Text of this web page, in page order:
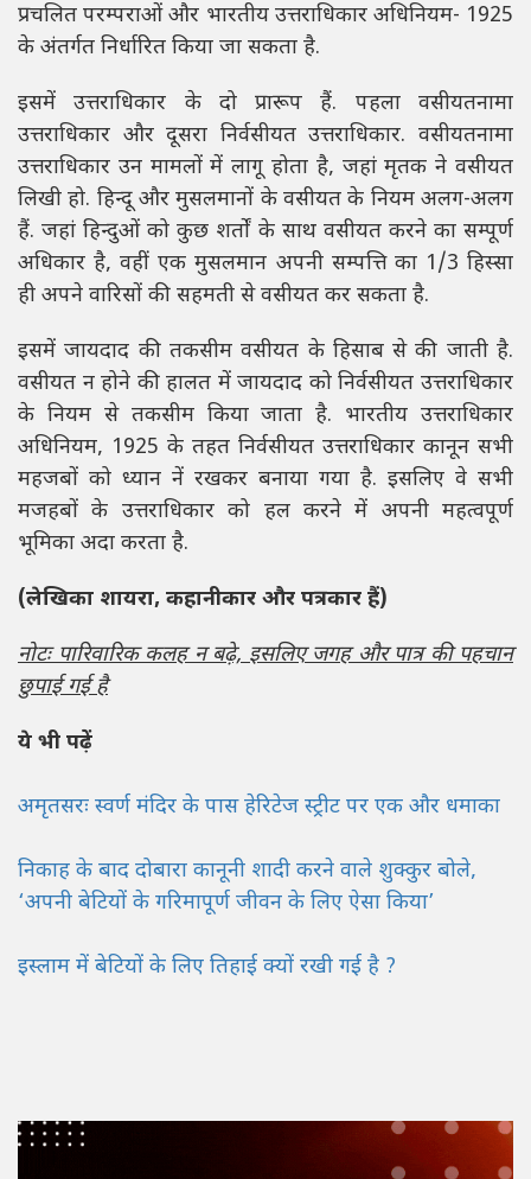
प्रचलित परम्पराओं और भारतीय उत्तराधिकार अधिनियम- 1925
के अंतर्गत निर्धारित किया जा सकता है.
इसमें उत्तराधिकार के दो प्रारूप हैं. पहला वसीयतनामा
उत्तराधिकार और दूसरा निर्वसीयत उत्तराधिकार. वसीयतनामा
उत्तराधिकार उन मामलों में लागू होता है, जहां मृतक ने वसीयत
लिखी हो. हिन्दू और मुसलमानों के वसीयत के नियम अलग-अलग
हैं. जहां हिन्दुओं को कुछ शर्तों के साथ वसीयत करने का सम्पूर्ण
अधिकार है, वहीं एक मुसलमान अपनी सम्पत्ति का 1/3 हिस्सा
ही अपने वारिसों की सहमती से वसीयत कर सकता है.
इसमें जायदाद की तकसीम वसीयत के हिसाब से की जाती है.
वसीयत न होने की हालत में जायदाद को निर्वसीयत उत्तराधिकार
के नियम से तकसीम किया जाता है. भारतीय उत्तराधिकार
अधिनियम, 1925 के तहत निर्वसीयत उत्तराधिकार कानून सभी
महजबों को ध्यान नें रखकर बनाया गया है. इसलिए वे सभी
मजहबों के उत्तराधिकार को हल करने में अपनी महत्वपूर्ण
भूमिका अदा करता है.
(लेखिका शायरा, कहानीकार और पत्रकार हैं)
नोटः पारिवारिक कलह न बढ़े, इसलिए जगह और पात्र की पहचान
छुपाई गई है
ये भी पढ़ें
अमृतसरः स्वर्ण मंदिर के पास हेरिटेज स्ट्रीट पर एक और धमाका
निकाह के बाद दोबारा कानूनी शादी करने वाले शुक्कुर बोले,
‘अपनी बेटियों के गरिमापूर्ण जीवन के लिए ऐसा किया’
इस्लाम में बेटियों के लिए तिहाई क्यों रखी गई है ?